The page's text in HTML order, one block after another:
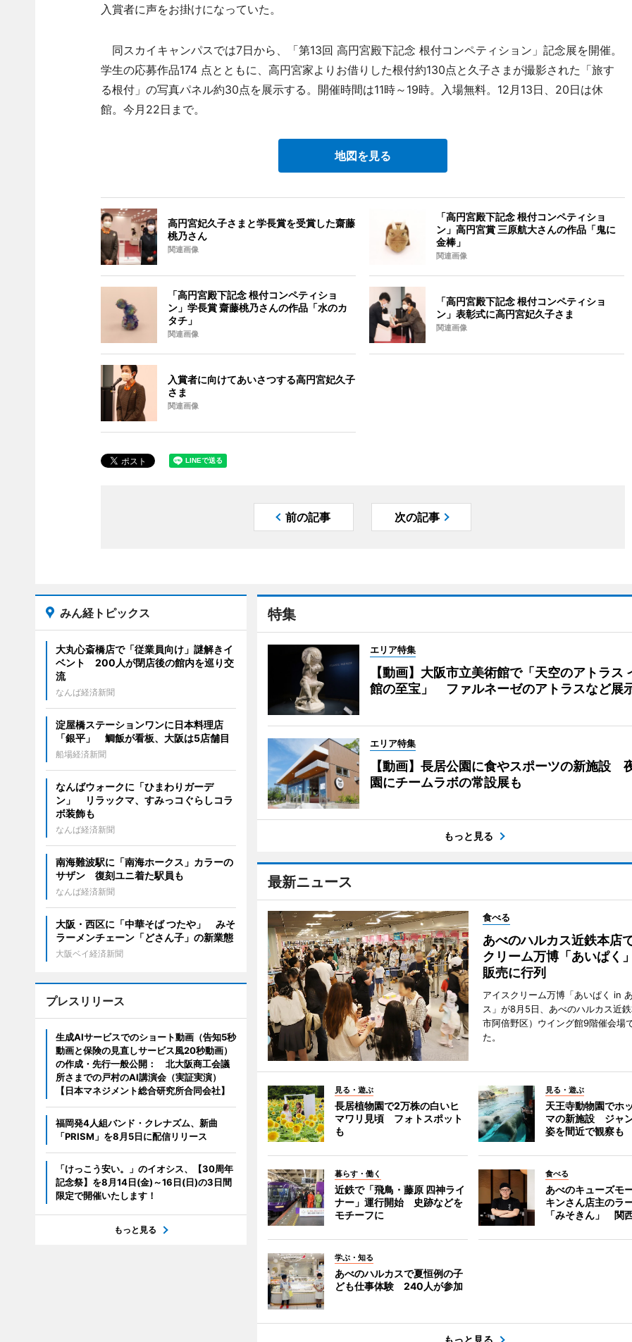
入賞者に声をお掛けになっていた。
同スカイキャンパスでは7日から、「第13回 高円宮殿下記念 根付コンペティション」記念展を開催。
学生の応募作品174 点とともに、高円宮家よりお借りした根付約130点と久子さまが撮影された「旅す
る根付」の写真パネル約30点を展示する。開催時間は11時～19時。入場無料。12月13日、20日は休
館。今月22日まで。
地図を見る
高円宮妃久子さまと学長賞を受賞した齋藤
桃乃さん
関連画像
「高円宮殿下記念 根付コンペティショ
ン」高円宮賞 三原航大さんの作品「鬼に
金棒」
関連画像
「高円宮殿下記念 根付コンペティショ
ン」学長賞 齋藤桃乃さんの作品「水のカ
タチ」
関連画像
「高円宮殿下記念 根付コンペティショ
ン」表彰式に高円宮妃久子さま
関連画像
入賞者に向けてあいさつする高円宮妃久子
さま
関連画像
前の記事 次の記事
特集
エリア特集
【動画】大阪市立美術館で「天空のアトラス
館の至宝」 ファルネーゼのアトラスなど展
エリア特集
【動画】長居公園に食やスポーツの新施設
園にチームラボの常設展も
もっと見る
最新ニュース
食べる
あべのハルカス近鉄本店
クリーム万博「あいぱ
販売に行列
アイスクリーム万博「あいぱく in
ス」が8月5日、あべのハルカス近
市阿倍野区）ウイング館9階催会場
た。
見る・遊ぶ
長居植物園で2万株の白いヒ
マワリ見頃 フォトスポット
も
見る・遊ぶ
天王寺動物園でホ
マの新施設 ジャ
姿を間近で観察も
暮らす・働く
近鉄で「飛鳥・藤原 四神ライ
ナー」運行開始 史跡などを
モチーフに
食べる
あべのキューズモ
キンさん店主のラ
「みそきん」 関
学ぶ・知る
あべのハルカスで夏恒例の子
ども仕事体験 240人が参加
もっと見る
みん経トピックス
大丸心斎橋店で「従業員向け」謎解きイ
ベント 200人が閉店後の館内を巡り交
流
なんば経済新聞
淀屋橋ステーションワンに日本料理店
「銀平」 鯛飯が看板、大阪は5店舗目
船場経済新聞
なんばウォークに「ひまわりガーデ
ン」 リラックマ、すみっコぐらしコラ
ボ装飾も
なんば経済新聞
南海難波駅に「南海ホークス」カラーの
サザン 復刻ユニ着た駅員も
なんば経済新聞
大阪・西区に「中華そば つたや」 みそ
ラーメンチェーン「どさん子」の新業態
大阪ベイ経済新聞
プレスリリース
生成AIサービスでのショート動画（告知5秒
動画と保険の見直しサービス風20秒動画）
の作成・先行一般公開： 北大阪商工会議
所さまでの戸村のAI講演会（実証実演）
【日本マネジメント総合研究所合同会社】
福岡発4人組バンド・クレナズム、新曲
「PRISM」を8月5日に配信リリース
「けっこう安い。」のイオシス、【30周年
記念祭】を8月14日(金)～16日(日)の3日間
限定で開催いたします！
もっと見る